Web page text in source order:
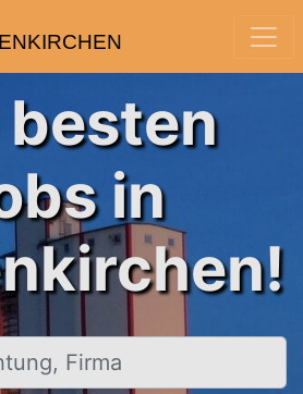
besten
in